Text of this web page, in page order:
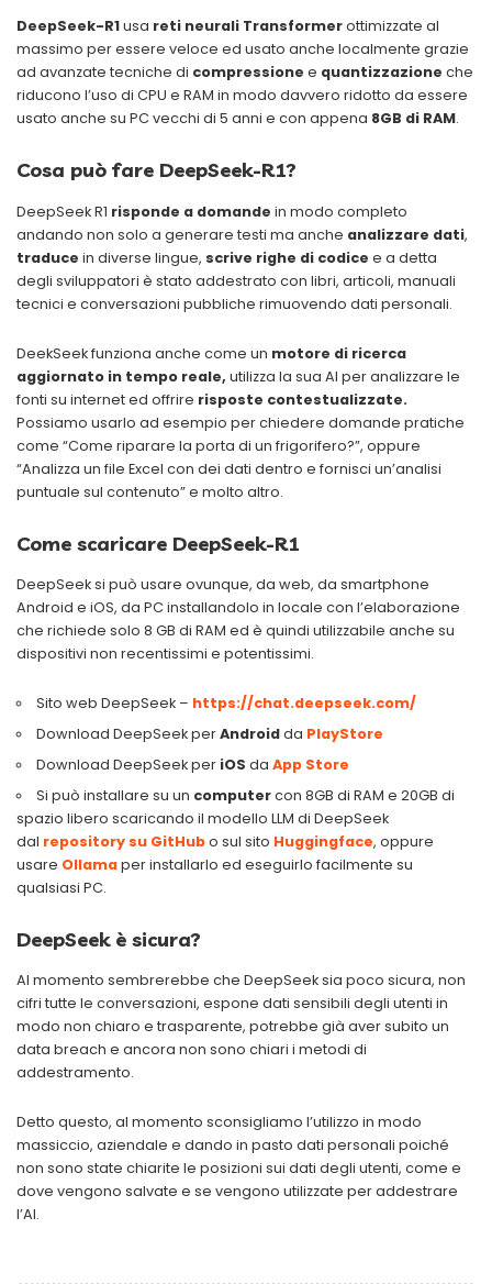
DeepSeek-R1usa reti neurali Transformerottimizzate al
massimo per essere veloce ed usato anche localmente grazie
ad avanzate tecniche di compressione e quantizzazione che
riducono l’uso di CPU e RAM in modo davvero ridotto da essere
usato anche su PC vecchi di 5 anni e con appena 8GB di RAM.
Cosa può fare DeepSeek-R1?
DeepSeek R1 risponde a domande in modo completo
andando non solo a generare testi ma anche analizzare dati,
traduce in diverse lingue, scrive righe di codice e a detta
degli sviluppatori è stato addestrato con libri, articoli, manuali
tecnici e conversazioni pubbliche rimuovendo dati personali.
DeekSeek funziona anche come un motore di ricerca
aggiornato in tempo reale, utilizza la sua AI per analizzare le
fonti su internet ed offrire risposte contestualizzate.
Possiamo usarlo ad esempio per chiedere domande pratiche
come “Come riparare la porta di un frigorifero?”, oppure
“Analizza un file Excel con dei dati dentro e fornisci un’analisi
puntuale sul contenuto” e molto altro.
Come scaricare DeepSeek-R1
DeepSeek si può usare ovunque, da web, da smartphone
Android e iOS, da PC installandolo in locale con l’elaborazione
che richiede solo 8 GB di RAM ed è quindi utilizzabile anche su
dispositivi non recentissimi e potentissimi.
Sito web DeepSeek – https://chat.deepseek.com/
Download DeepSeek perAndroidda PlayStore
Download DeepSeek per iOS da App Store
Si può installare su un computercon 8GB di RAM e 20GB di
spazio libero scaricando il modello LLM di DeepSeek
dal repository su GitHubo sul sito Huggingface, oppure
usare Ollamaper installarlo ed eseguirlo facilmente su
qualsiasi PC.
DeepSeek è sicura?
Al momento sembrerebbe che DeepSeek sia poco sicura, non
cifri tutte le conversazioni, espone dati sensibili degli utenti in
modo non chiaro e trasparente, potrebbe già aver subito un
data breach e ancora non sono chiari i metodi di
addestramento.
Detto questo, al momento sconsigliamo l’utilizzo in modo
massiccio, aziendale e dando in pasto dati personali poiché
non sono state chiarite le posizioni sui dati degli utenti, come e
dove vengono salvate e se vengono utilizzate per addestrare
l’AI.